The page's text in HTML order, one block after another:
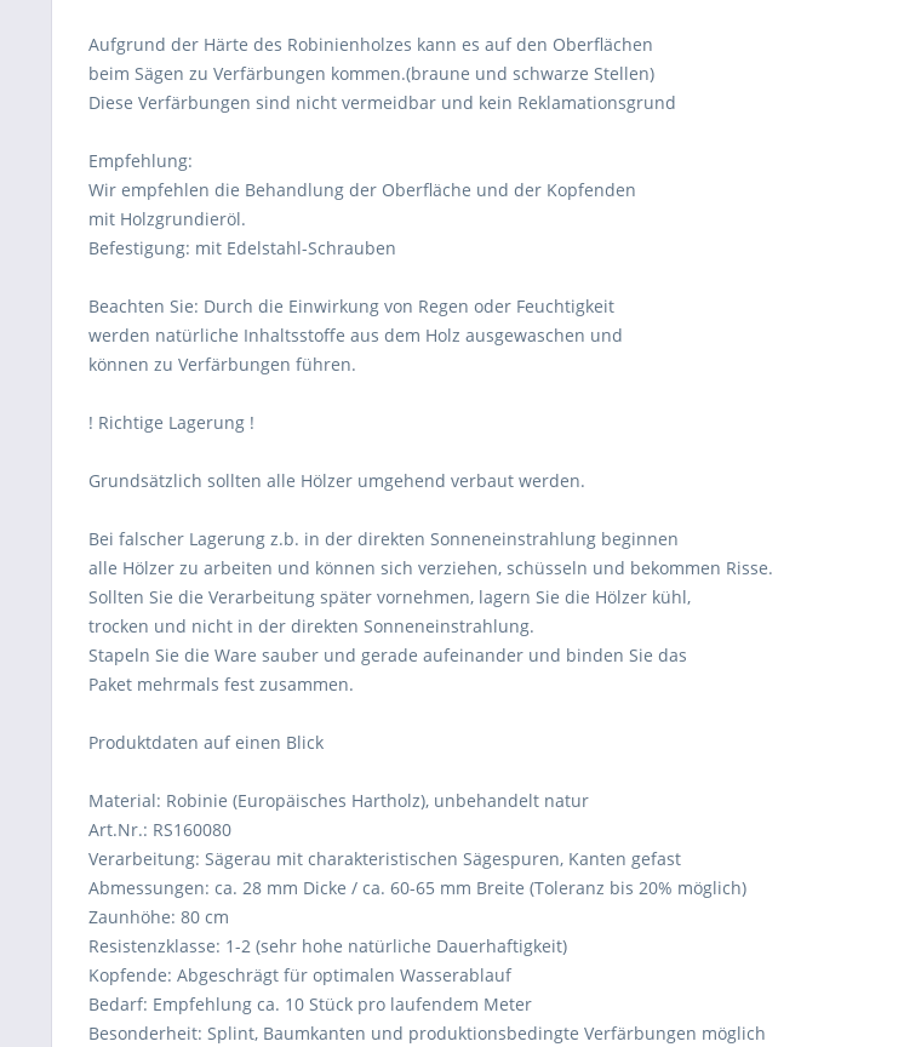
Aufgrund der Härte des Robinienholzes kann es auf den Oberflächen
beim Sägen zu Verfärbungen kommen.(braune und schwarze Stellen)
Diese Verfärbungen sind nicht vermeidbar und kein Reklamationsgrund
Empfehlung:
Wir empfehlen die Behandlung der Oberfläche und der Kopfenden
mit Holzgrundieröl.
Befestigung: mit Edelstahl-Schrauben
Beachten Sie: Durch die Einwirkung von Regen oder Feuchtigkeit
werden natürliche Inhaltsstoffe aus dem Holz ausgewaschen und
können zu Verfärbungen führen.
! Richtige Lagerung !
Grundsätzlich sollten alle Hölzer umgehend verbaut werden.
Bei falscher Lagerung z.b. in der direkten Sonneneinstrahlung beginnen
alle Hölzer zu arbeiten und können sich verziehen, schüsseln und bekommen Risse.
Sollten Sie die Verarbeitung später vornehmen, lagern Sie die Hölzer kühl,
trocken und nicht in der direkten Sonneneinstrahlung.
Stapeln Sie die Ware sauber und gerade aufeinander und binden Sie das
Paket mehrmals fest zusammen.
Produktdaten auf einen Blick
Material: Robinie (Europäisches Hartholz), unbehandelt natur
Art.Nr.: RS160080
Verarbeitung: Sägerau mit charakteristischen Sägespuren, Kanten gefast
Abmessungen: ca. 28 mm Dicke / ca. 60-65 mm Breite (Toleranz bis 20% möglich)
Zaunhöhe: 80 cm
Resistenzklasse: 1-2 (sehr hohe natürliche Dauerhaftigkeit)
Kopfende: Abgeschrägt für optimalen Wasserablauf
Bedarf: Empfehlung ca. 10 Stück pro laufendem Meter
Besonderheit: Splint, Baumkanten und produktionsbedingte Verfärbungen möglich